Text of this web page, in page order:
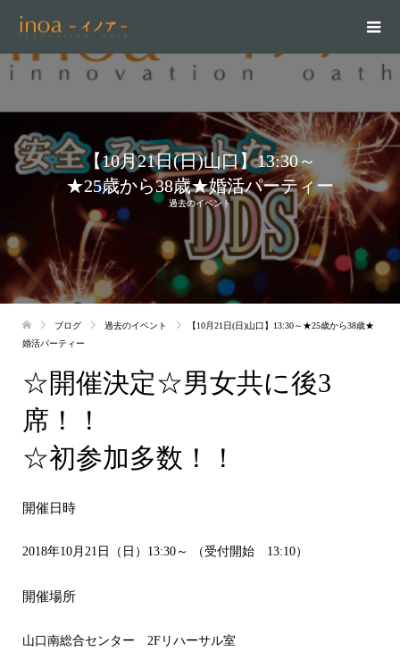
【10月21日(日)山口】13:30～
★25歳から38歳★婚活パーティー
過去のイベント
ブログ 過去のイベント
【10月21日(日)山口】13:30～★25歳から38歳★
婚活パーティー
☆開催決定☆男女共に後3
席！！
☆初参加多数！！
開催日時
2018年10月21日（日）13:30～ （受付開始 13:10）
開催場所
山口南総合センター 2Fリハーサル室